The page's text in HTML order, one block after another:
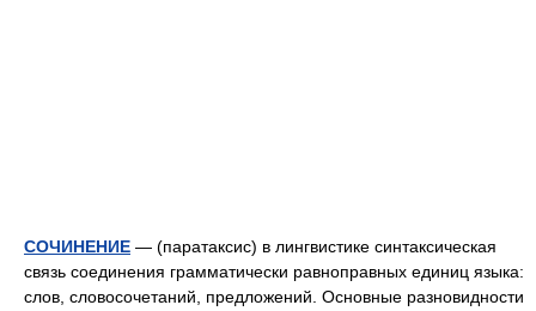
СОЧИНЕНИЕ — (паратаксис) в лингвистике синтаксическая
связь соединения грамматически равноправных единиц языка:
слов, словосочетаний, предложений. Основные разновидности